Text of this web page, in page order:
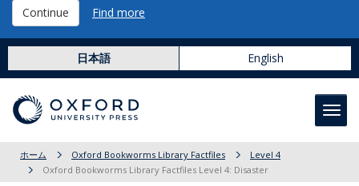
Continue Find more
日本語 English
ホーム Oxford Bookworms Library Factfiles
Level 4
Oxford Bookworms Library Factfiles Level 4: Disaster